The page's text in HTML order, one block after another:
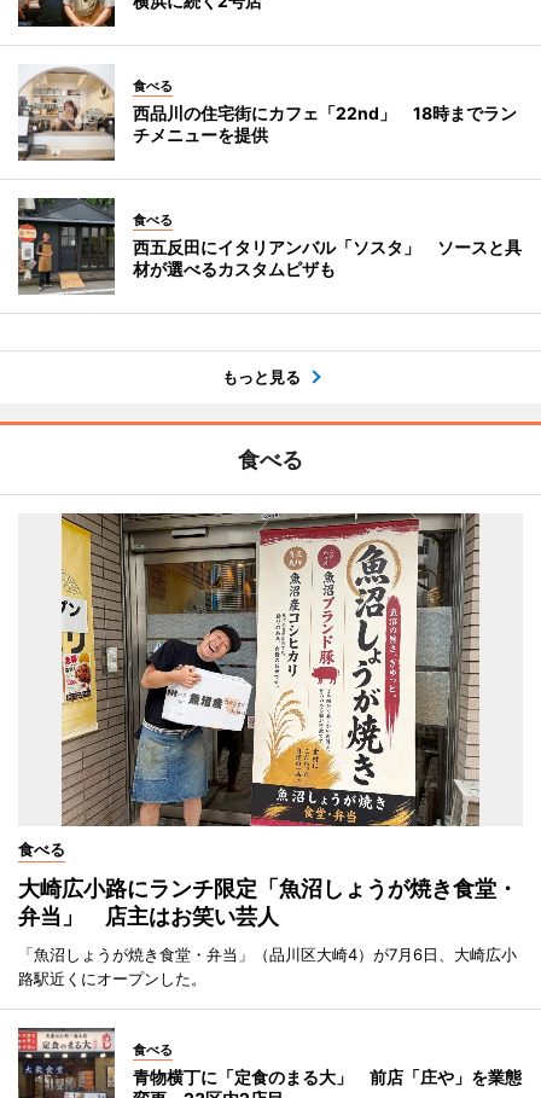
食べる
西品川の住宅街にカフェ「22nd」 18時までラン
チメニューを提供
食べる
西五反田にイタリアンバル「ソスタ」 ソースと具
材が選べるカスタムピザも
もっと見る
食べる
食べる
大崎広小路にランチ限定「魚沼しょうが焼き食堂・
弁当」 店主はお笑い芸人
「魚沼しょうが焼き食堂・弁当」（品川区大崎4）が7月6日、大崎広小
路駅近くにオープンした。
食べる
青物横丁に「定食のまる大」 前店「庄や」を業態